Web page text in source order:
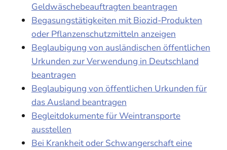
Geldwäschebeauftragten beantragen
Begasungstätigkeiten mit Biozid-Produkten
oder Pflanzenschutzmitteln anzeigen
Beglaubigung von ausländischen öffentlichen
Urkunden zur Verwendung in Deutschland
beantragen
Beglaubigung von öffentlichen Urkunden für
das Ausland beantragen
Begleitdokumente für Weintransporte
ausstellen
Bei Krankheit oder Schwangerschaft eine